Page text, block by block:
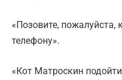
«Позовите, пожалуйста,
телефону».
«Кот Матроскин